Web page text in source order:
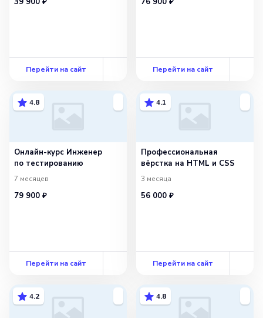
Перейти на сайт Перейти на сайт
4.8
Онлайн-курс Инженер
по тестированию
7 месяцев
79 900 ₽
Перейти на сайт
4.1
Профессиональная
вёрстка на HTML и CSS
3 месяца
56 000 ₽
Перейти на сайт
4.2 4.8